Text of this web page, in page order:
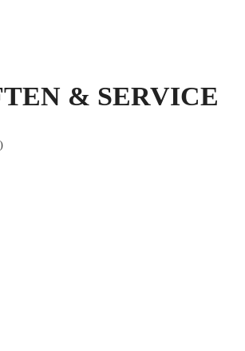
& SERVICE